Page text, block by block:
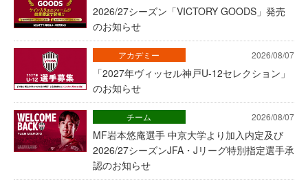
2026/27シーズン「VICTORY GOODS」発売
のお知らせ
2026/08/07
「2027年ヴィッセル神戸U-12セレクション」
のお知らせ
アカデミー
2026/08/07
MF岩本悠庵選手 中京大学より加入内定及び
2026/27シーズンJFA・Jリーグ特別指定選手承
認のお知らせ
チーム